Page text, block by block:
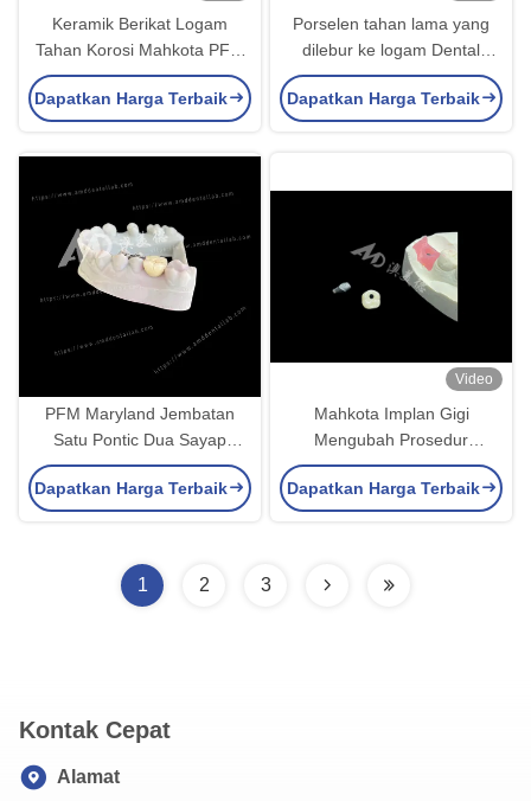
Keramik Berikat Logam
Tahan Korosi Mahkota PFM
yang Pas dan Presisi
Dapatkan Harga Terbaik
Porselen tahan lama yang
dilebur ke logam Dental
Crown PFM Crown Untuk
Restorasi
Dapatkan Harga Terbaik
PFM Maryland Jembatan
Satu Pontic Dua Sayap
Solusi Konservatif dan
Estetika
Dapatkan Harga Terbaik
Video
Mahkota Implan Gigi
Mengubah Prosedur
Restorasi Kedokteran Gigi
Dapatkan Harga Terbaik
1 2 3
Kontak Cepat
Alamat